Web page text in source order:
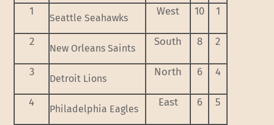
1
Seattle Seahawks
West 10 1
2
New Orleans Saints
South 8 2
3
Detroit Lions
North 6 4
4
Philadelphia Eagles
East 6 5